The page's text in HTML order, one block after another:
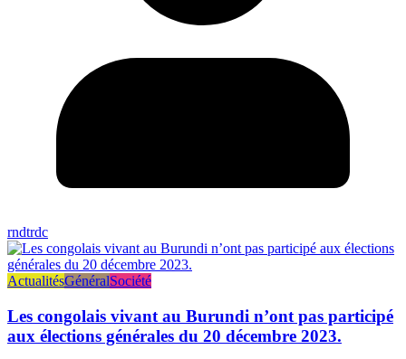
rndtrdc
ActualitésGénéralSociété
Les congolais vivant au Burundi n’ont pas participé
aux élections générales du 20 décembre 2023.